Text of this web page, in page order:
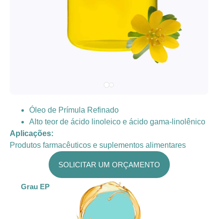
Óleo de Prímula Refinado
Alto teor de ácido linoleico e ácido gama-linolênico
Aplicações:
Produtos farmacêuticos e suplementos alimentares
SOLICITAR UM ORÇAMENTO
Grau EP